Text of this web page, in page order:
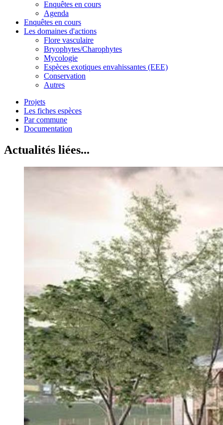
Enquêtes en cours
Agenda
Enquêtes en cours
Les domaines d'actions
Flore vasculaire
Bryophytes/Charophytes
Mycologie
Espèces exotiques envahissantes (EEE)
Conservation
Autres
Projets
Les fiches espèces
Par commune
Documentation
Actualités liées...